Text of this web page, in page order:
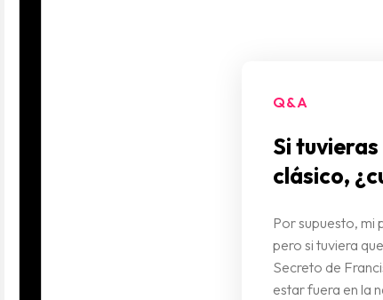
Q&A
Si
clásico,
Por supuesto, mi
pero si tuviera
Secreto de
estar fuera en la